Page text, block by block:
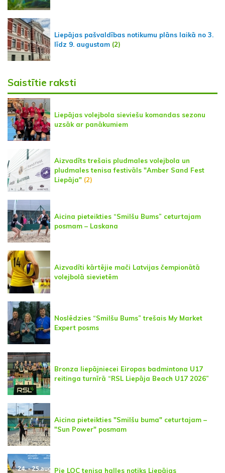
Liepājas pašvaldības notikumu plāns laikā no 3.
līdz 9. augustam (2)
Saistītie raksti
Liepājas volejbola sieviešu komandas sezonu
uzsāk ar panākumiem
Aizvadīts trešais pludmales volejbola un
pludmales tenisa festivāls "Amber Sand Fest
Liepāja" (2)
Aicina pieteikties “Smilšu Bums” ceturtajam
posmam – Laskana
Aizvadīti kārtējie mači Latvijas čempionātā
volejbolā sievietēm
Noslēdzies “Smilšu Bums” trešais My Market
Expert posms
Bronza liepājniecei Eiropas badmintona U17
reitinga turnīrā “RSL Liepāja Beach U17 2026”
Aicina pieteikties "Smilšu buma" ceturtajam –
"Sun Power" posmam
Pie LOC tenisa halles notiks Liepājas